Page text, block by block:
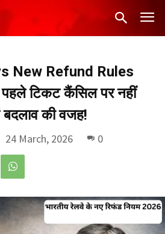
New Refund Rules
टिकट कैंसिल पर नहीं
बदलाव की वजह!
24 March, 2026 0